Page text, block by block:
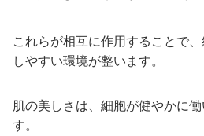
これらが相互に作用することで
しやすい環境が整います。
肌の美しさは、細胞が健やかに
す。